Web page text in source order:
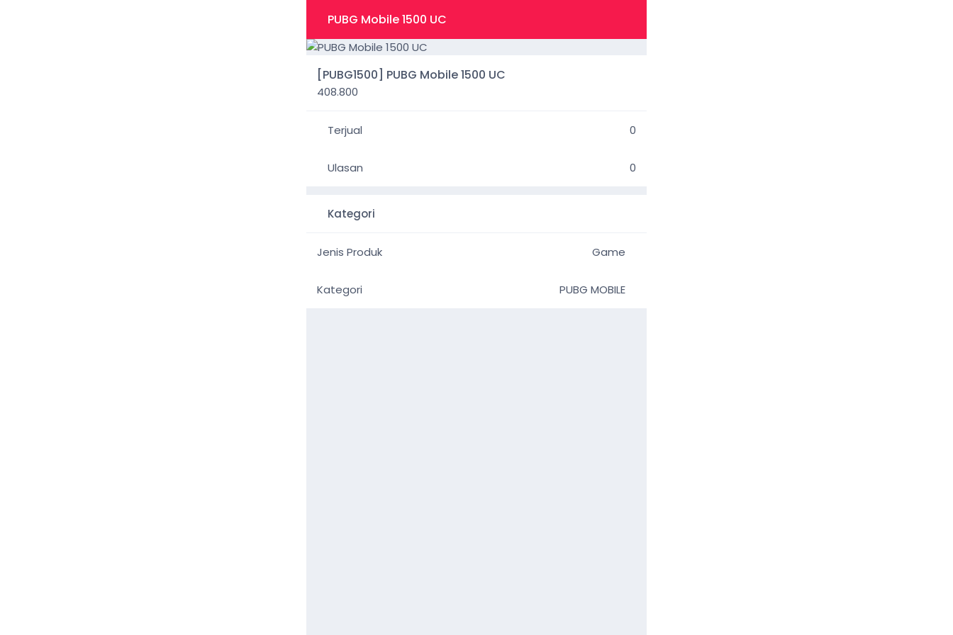
PUBG Mobile 1500 UC
[PUBG1500] PUBG Mobile 1500 UC
408.800
Terjual 0
Ulasan 0
Kategori
Jenis Produk Game
Kategori PUBG MOBILE